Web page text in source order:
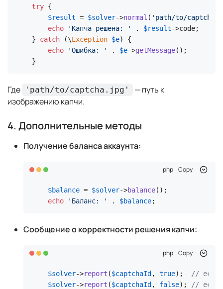
try {
$result = $solver->normal ( 'path/to/
echo
'Капча решена: ' . $result->code;
} catch (\Exception $e) {
echo
'Ошибка: ' . $e->getMessage();
}
Где 'path/to/captcha.jpg'
— путь к
изображению капчи.
4. Дополнительные методы
Получение баланса аккаунта:
php Copy
$balance = $solver->balance
echo
'Баланс: ' . $balance;
Сообщение о корректности решения капчи:
php Copy
$solver->report ($captchaId , true);
// если
$solver->report ($captchaId , false); // если